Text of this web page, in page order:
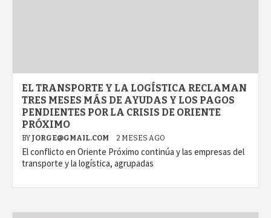
EL TRANSPORTE Y LA LOGÍSTICA RECLAMAN
TRES MESES MÁS DE AYUDAS Y LOS PAGOS
PENDIENTES POR LA CRISIS DE ORIENTE
PRÓXIMO
BY JORGE@GMAIL.COM 2 MESES AGO
El conflicto en Oriente Próximo continúa y las empresas del
transporte y la logística, agrupadas